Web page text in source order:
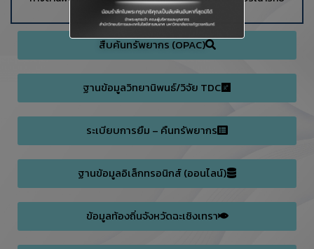
สืบค้นทรัพยากร (OPAC)
ระเบียบการยืม – คืนทรัพยากร
ฐานข้อมูลวิทยานิพนธ์/วิจัย TDC
ฐานข้อมูลอิเล็กทรอนิกส์ (ออนไลน์)
ข้อมูลท้องถิ่นจังหวัดฉะเชิงเทรา